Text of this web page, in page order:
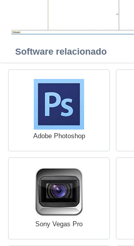
Software relacionado
Adobe Photoshop
Sony Vegas Pro